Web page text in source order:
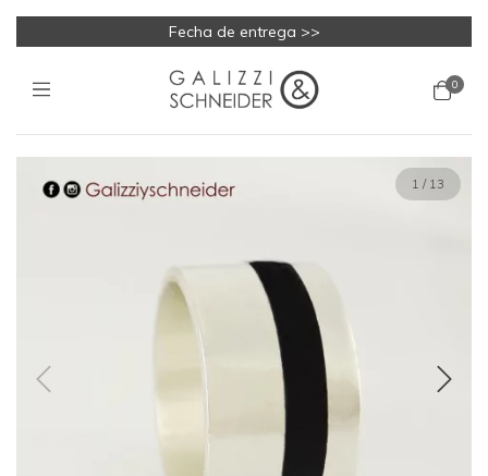
Fecha de entrega >>
0
1 / 13